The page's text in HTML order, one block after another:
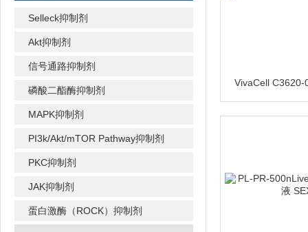
Selleck抑制剂
Akt抑制剂
信号通路抑制剂
磷酸二酯酶抑制剂
MAPK抑制剂
PI3k/Akt/mTOR Pathway抑制剂
PKC抑制剂
JAK抑制剂
蛋白激酶（ROCK）抑制剂